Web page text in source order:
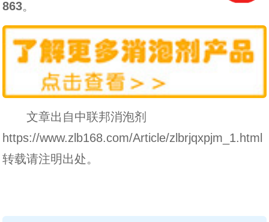
863。
文章出自中联邦消泡剂
https://www.zlb168.com/Article/zlbrjqxpjm_1.html
转载请注明出处。